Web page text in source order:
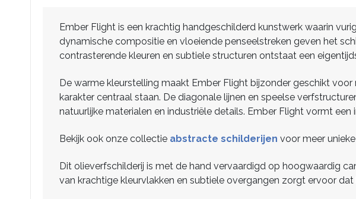
Ember Flight is een krachtig handgeschilderd kunstwerk waarin
dynamische compositie en vloeiende penseelstreken geven het
contrasterende kleuren en subtiele structuren ontstaat een
De warme kleurstelling maakt Ember Flight bijzonder geschikt
karakter centraal staan. De diagonale lijnen en speelse
natuurlijke materialen en industriële details. Ember Flight vormt
Bekijk ook onze collectie abstracte schilderijen voor meer
Dit olieverfschilderij is met de hand vervaardigd op hoogwaardig
van krachtige kleurvlakken en subtiele overgangen zorgt ervoor